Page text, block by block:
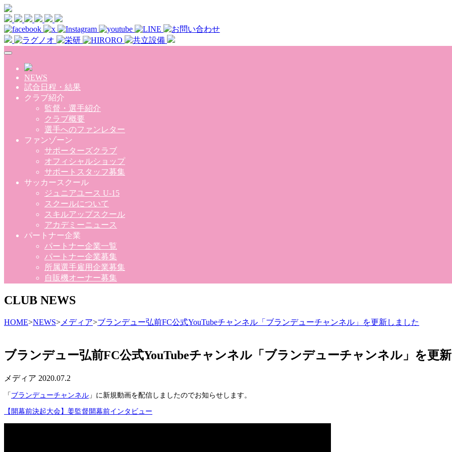
Skip to main content
NEWS
試合日程・結果
クラブ紹介
監督・選手紹介
クラブ概要
選手へのファンレター
ファンゾーン
サポーターズクラブ
オフィシャルショップ
サポートスタッフ募集
サッカースクール
ジュニアユース U-15
スクールについて
スキルアップスクール
アカデミーニュース
パートナー企業
パートナー企業一覧
パートナー企業募集
所属選手雇用企業募集
自販機オーナー募集
CLUB NEWS
HOME>NEWS> メディア>ブランデュー弘前FC公式YouTubeチャンネル「ブランデューチャンネル」を更新しました
ブランデュー弘前FC公式YouTubeチャンネル「ブランデューチャンネル」を更
メディア 2020.07.2
「ブランデューチャンネル 」に新規動画を配信しましたのでお知らせします。
【開幕前決起大会】姜監督開幕前インタビュー